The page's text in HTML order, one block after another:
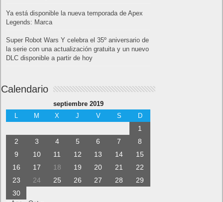
Ya está disponible la nueva temporada de Apex
Legends: Marca
Super Robot Wars Y celebra el 35º aniversario de
la serie con una actualización gratuita y un nuevo
DLC disponible a partir de hoy
Calendario
septiembre 2019
L
M X J V S D
1
2
3 4 5 6 7
8
9
10 11 12 13 14
15
16
17 18 19 20 21
22
23
24 25 26 27 28
29
30